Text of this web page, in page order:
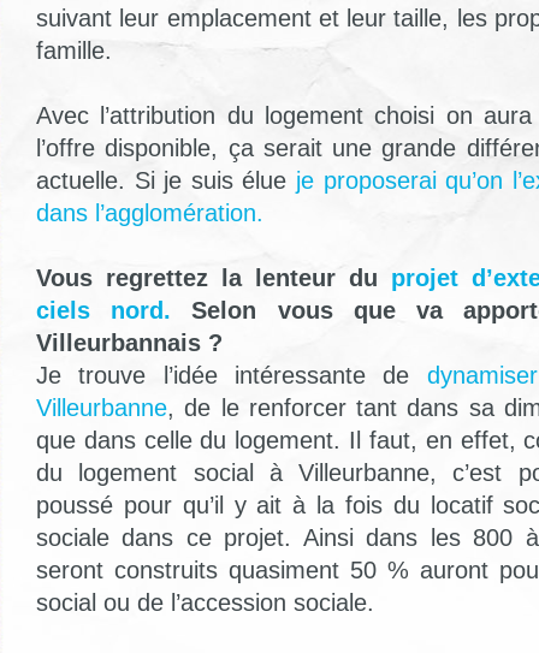
suivant leur emplacement et leur taille, les
famille.
Avec l’attribution du logement choisi on
l’offre disponible, ça serait une grande
actuelle. Si je suis élue je proposerai qu’on
dans l’agglomération.
Vous regrettez la l enteur du projet
ciels nord. Selon vous que va
Villeurbannais ?
Je trouve l’idée intéressante de
Villeurbanne, de le renforcer tant dans sa
que dans celle du logement. Il faut, en effet,
du logement social à Villeurbanne, c’est
poussé pour qu’il y ait à la fois du locatif
sociale dans ce projet. Ainsi dans les 800
seront construits quasiment 50 % auront
social ou de l’accession sociale.